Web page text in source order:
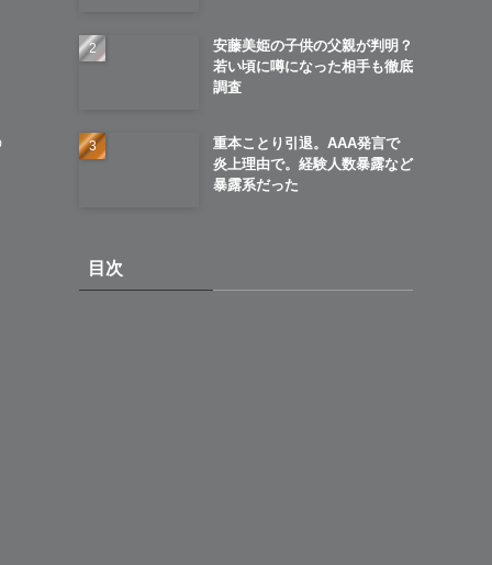
安藤美姫の子供の父親が判明？
若い頃に噂になった相手も徹底
調査
重本ことり引退。AAA発言で
炎上理由で。経験人数暴露など
暴露系だった
目次